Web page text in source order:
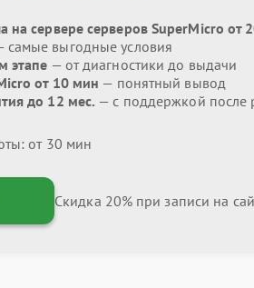
на сервере серверов SuperMicro от
самые выгодные условия
этапе — от диагностики до выдачи
от 10 мин — понятный вывод
до 12 мес. — с поддержкой после
от 30 мин
Скидка 20% при записи на